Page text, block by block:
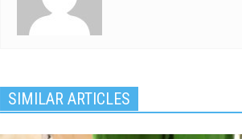
SIMILAR ARTICLES